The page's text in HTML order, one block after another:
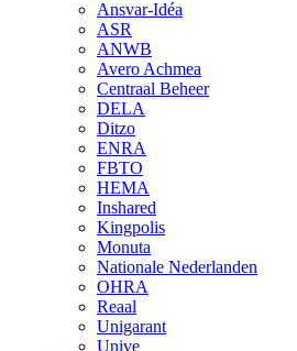
Ansvar-Idéa
ASR
ANWB
Avero Achmea
Centraal Beheer
DELA
Ditzo
ENRA
FBTO
HEMA
Inshared
Kingpolis
Monuta
Nationale Nederlanden
OHRA
Reaal
Unigarant
Unive